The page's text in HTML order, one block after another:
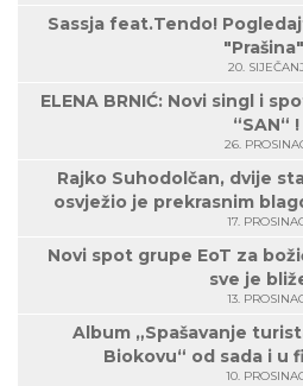
Sassja feat.Tendo!
20. SIJEČANJ
ELENA BRNIĆ: Novi singl i
“SAN“ !
26.
Rajko Suhodolčan, dvije
osvježio je prekrasnim
17.
Novi spot grupe EoT za
sve je
13.
Album „Spašavanje
Biokovu“ od sada i u
10.